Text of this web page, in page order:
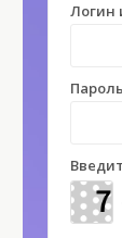
Логин
Пароль